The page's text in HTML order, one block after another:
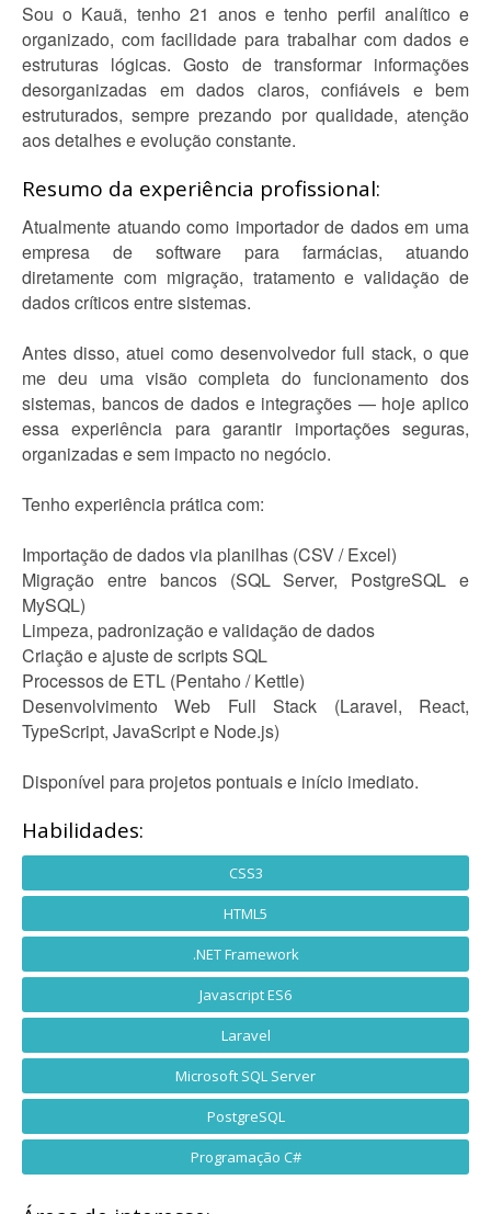
Sou o Kauã, tenho 21 anos e tenho perfil analítico e
organizado, com facilidade para trabalhar com dados e
estruturas lógicas. Gosto de transformar informações
desorganizadas em dados claros, confiáveis e bem
estruturados, sempre prezando por qualidade, atenção
aos detalhes e evolução constante.
Resumo da experiência profissional:
Atualmente atuando como importador de dados em uma
empresa de software para farmácias, atuando
diretamente com migração, tratamento e validação de
dados críticos entre sistemas.
Antes disso, atuei como desenvolvedor full stack, o que
me deu uma visão completa do funcionamento dos
sistemas, bancos de dados e integrações — hoje aplico
essa experiência para garantir importações seguras,
organizadas e sem impacto no negócio.
Tenho experiência prática com:
Importação de dados via planilhas (CSV / Excel)
Migração entre bancos (SQL Server, PostgreSQL e
MySQL)
Limpeza, padronização e validação de dados
Criação e ajuste de scripts SQL
Processos de ETL (Pentaho / Kettle)
Desenvolvimento Web Full Stack (Laravel, React,
TypeScript, JavaScript e Node.js)
Disponível para projetos pontuais e início imediato.
Habilidades:
CSS3
HTML5
.NET Framework
Javascript ES6
Laravel
Microsoft SQL Server
PostgreSQL
Programação C#